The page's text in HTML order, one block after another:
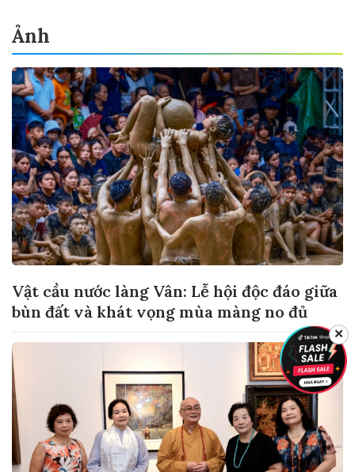
Ảnh
Vật cầu nước làng Vân: Lễ hội độc đáo giữa
bùn đất và khát vọng mùa màng no đủ
✕